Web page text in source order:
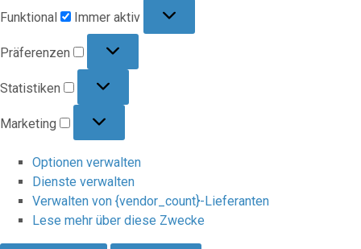
Funktional
Immer aktiv
Präferenzen
Statistiken
Marketing
Optionen verwalten
Dienste verwalten
Verwalten von {vendor_count}-Lieferanten
Lese mehr über diese Zwecke